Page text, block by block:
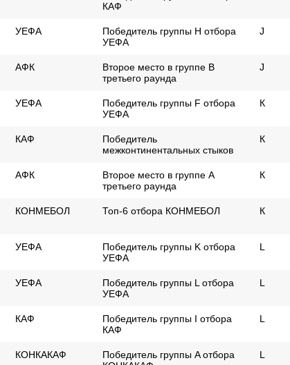
КАФ
УЕФА
Победитель группы H отбора
УЕФА
J
АФК
Второе место в группе B
третьего раунда
J
УЕФА
Победитель группы F отбора
УЕФА
К
КАФ
Победитель
межконтинентальных стыков
К
АФК
Второе место в группе A
третьего раунда
К
КОНМЕБОЛ Топ-6 отбора КОНМЕБОЛ К
УЕФА
Победитель группы K отбора
УЕФА
L
УЕФА
Победитель группы L отбора
УЕФА
L
КАФ
Победитель группы I отбора
КАФ
L
КОНКАКАФ
Победитель группы A отбора
L